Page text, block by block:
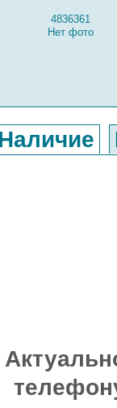
4836361
Нет фото